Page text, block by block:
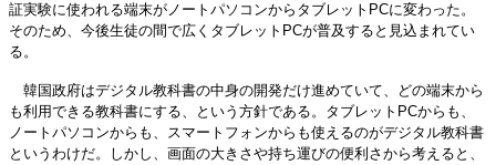
証実験に使われる端末がノートパソコンからタブレットPCに変わった。
そのため、今後生徒の間で広くタブレットPCが普及すると見込まれてい
る。
韓国政府はデジタル教科書の中身の開発だけ進めていて、どの端末から
も利用できる教科書にする、という方針である。タブレットPCからも、
ノートパソコンからも、スマートフォンからも使えるのがデジタル教科書
というわけだ。しかし、画面の大きさや持ち運びの便利さから考えると、